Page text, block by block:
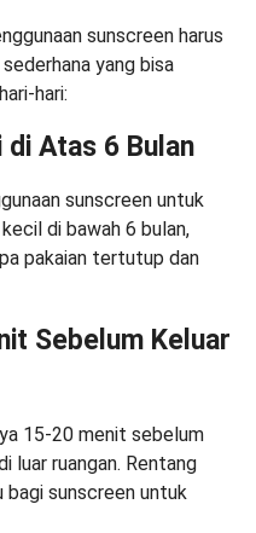
sunscreen harus
yang bisa
hari:
di Atas 6 Bulan
sunscreen untuk
di bawah 6 bulan,
pakaian tertutup dan
Sebelum Keluar
15-20 menit sebelum
luar ruangan. Rentang
sunscreen untuk